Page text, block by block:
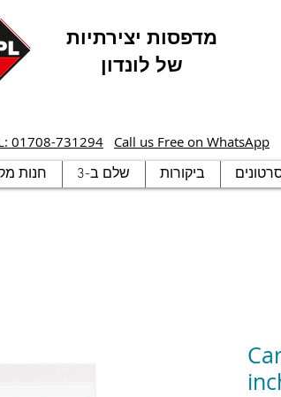
מדפסות יצירתיות
של לונדון
01708-731294 Call us Free on WhatsApp
חנות שלם ב-3 ביקורות